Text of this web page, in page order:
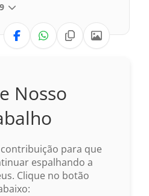
e Corrigida
e Atualizada
Nosso
para que
espalhando a
Clique no botão